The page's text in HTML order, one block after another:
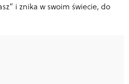
i znika w swoim świecie, do